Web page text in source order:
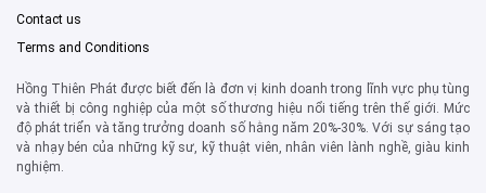
Contact us
Terms and Conditions
Hồng Thiên Phát được biết đến là đơn vị kinh doanh trong lĩnh vực phụ tùng
và thiết bị công nghiệp của một số thương hiệu nổi tiếng trên thế giới. Mức
độ phát triển và tăng trưởng doanh số hằng năm 20%-30%. Với sự sáng tạo
và nhạy bén của những kỹ sư, kỹ thuật viên, nhân viên lành nghề, giàu kinh
nghiệm.